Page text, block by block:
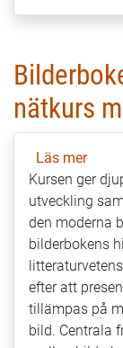
nätkurs
Läs merom
(5
sp),
med
Kursen ger
utveckling
den moderna
bilderbokens
efter att
tillämpas på
bild. Centrala